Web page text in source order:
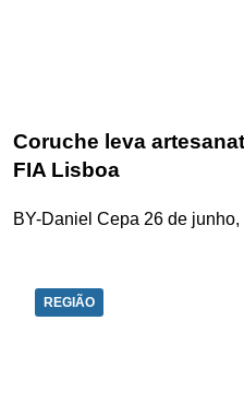
Coruche leva
FIA Lisboa
BY-Daniel Cepa 26 de junho,
REGIÃO